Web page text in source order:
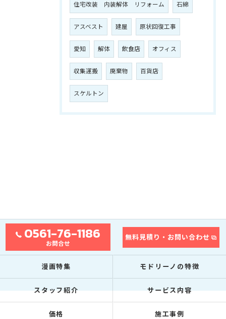
住宅改装 内装解体 リフォーム 石綿
アスベスト 建屋 原状回復工事
愛知 解体 飲食店 オフィス
収集運搬 廃棄物 百貨店
スケルトン
0561-76-1186
お問合せ
無料見積り・お問い合わせ
漫画特集 モドリーノの特徴
スタッフ紹介 サービス内容
価格 施工事例